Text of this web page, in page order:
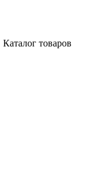
Каталог товаров